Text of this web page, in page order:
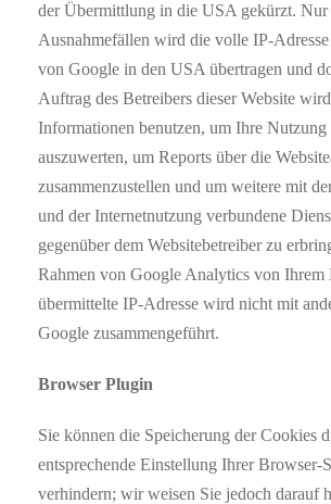
der Übermittlung in die USA gekürzt. Nur
Ausnahmefällen wird die volle IP-
von Google in den USA übertragen und
Auftrag des Betreibers dieser Website
Informationen benutzen, um Ihre Nutzung
auszuwerten, um Reports über die
zusammenzustellen und um weitere mit
und der Internetnutzung verbundene
gegenüber dem Websitebetreiber zu
Rahmen von Google Analytics von Ihrem
übermittelte IP-Adresse wird nicht mit
Google zusammengeführt.
Browser Plugin
Sie können die Speicherung der Cookies
entsprechende Einstellung Ihrer Browser-
verhindern; wir weisen Sie jedoch darauf